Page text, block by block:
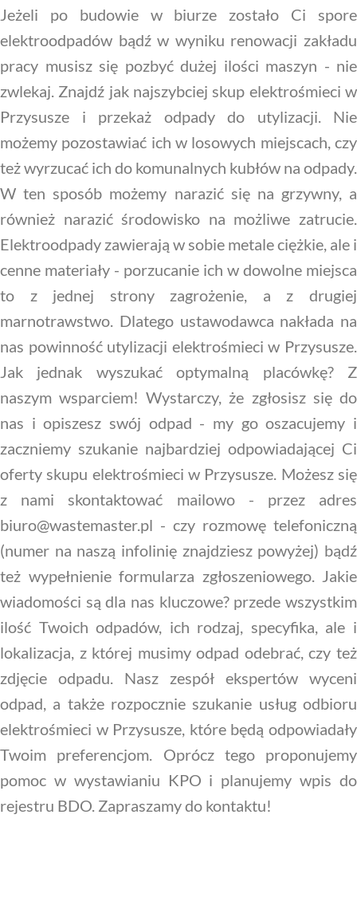
Jeżeli po budowie w biurze zostało Ci spore
elektroodpadów bądź w wyniku renowacji zakładu
pracy musisz się pozbyć dużej ilości maszyn - nie
zwlekaj. Znajdź jak najszybciej skup elektrośmieci w
Przysusze i przekaż odpady do utylizacji. Nie
możemy pozostawiać ich w losowych miejscach, czy
też wyrzucać ich do komunalnych kubłów na odpady.
W ten sposób możemy narazić się na grzywny, a
również narazić środowisko na możliwe zatrucie.
Elektroodpady zawierają w sobie metale ciężkie, ale i
cenne materiały - porzucanie ich w dowolne miejsca
to z jednej strony zagrożenie, a z drugiej
marnotrawstwo. Dlatego ustawodawca nakłada na
nas powinność utylizacji elektrośmieci w Przysusze.
Jak jednak wyszukać optymalną placówkę? Z
naszym wsparciem! Wystarczy, że zgłosisz się do
nas i opiszesz swój odpad - my go oszacujemy i
zaczniemy szukanie najbardziej odpowiadającej Ci
oferty skupu elektrośmieci w Przysusze. Możesz się
z nami skontaktować mailowo - przez adres
biuro@wastemaster.pl - czy rozmowę telefoniczną
(numer na naszą infolinię znajdziesz powyżej) bądź
też wypełnienie formularza zgłoszeniowego. Jakie
wiadomości są dla nas kluczowe? przede wszystkim
ilość Twoich odpadów, ich rodzaj, specyfika, ale i
lokalizacja, z której musimy odpad odebrać, czy też
zdjęcie odpadu. Nasz zespół ekspertów wyceni
odpad, a także rozpocznie szukanie usług odbioru
elektrośmieci w Przysusze, które będą odpowiadały
Twoim preferencjom. Oprócz tego proponujemy
pomoc w wystawianiu KPO i planujemy wpis do
rejestru BDO. Zapraszamy do kontaktu!